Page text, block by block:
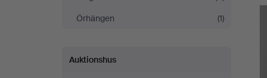
Auctions
Örhängen
(1)
Auktionshus